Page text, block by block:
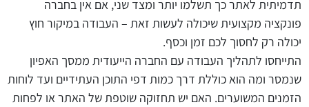
תדמיתית לאתר כך תשלמו יותר ומצד שני, אם אין בחברה
פונקציה מקצועית שיכולה לעשות זאת – העבודה במיקור חוץ
יכולה רק לחסוך לכם זמן וכסף.
התייחסו לתהליך העבודה עם החברה הייעודית ממסך האפיון
שנמסר ומה הוא כוללת דרך כמות דפי התוכן העתידיים ועד לוחות
הזמנים המשוערים. האם יש תחזוקה שוטפת של האתר או לפחות